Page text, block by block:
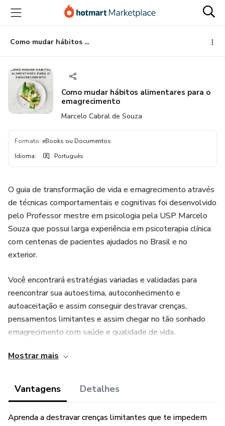
para
conteúdo
principal
para
pagamento
para
rodapé
Como mudar hábitos alimentares para o emagrecimento
Como mudar hábitos alimentares para o
emagrecimento
Marcelo Cabral de Souza
Formato: eBooks ou Documentos
Idioma: Português
O guia de transformação de vida e emagrecimento através
de técnicas comportamentais e cognitivas foi desenvolvido
pelo Professor mestre em psicologia pela USP Marcelo
Souza que possui larga experiência em psicoterapia clínica
com centenas de pacientes ajudados no Brasil e no
exterior.
Você encontrará estratégias variadas e validadas para
reencontrar sua autoestima, autoconhecimento e
autoaceitação e assim conseguir destravar crenças,
pensamentos limitantes e assim chegar no tão sonhado
emagrecimento com saúde e qualidade de vida.
Seja seu instrumento de transformação pois você pode
Mostrar mais
Vantagens Detalhes
Aprenda a destravar crenças limitantes que te impedem